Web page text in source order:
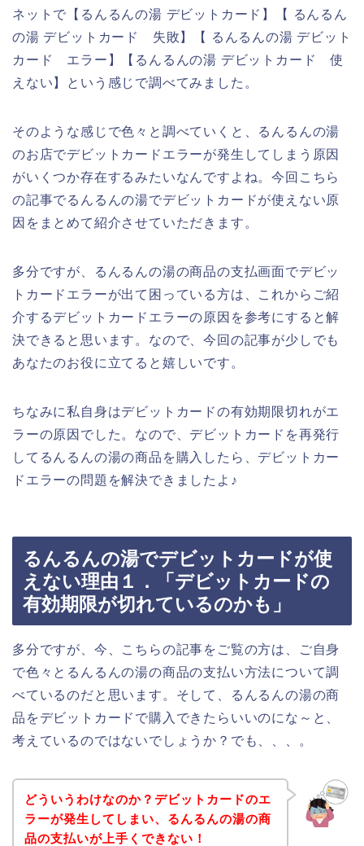
ネットで【るんるんの湯 デビットカード】【 るんるん
の湯 デビットカード 失敗】【 るんるんの湯 デビット
カード エラー】【るんるんの湯 デビットカード 使
えない】という感じで調べてみました。
そのような感じで色々と調べていくと、るんるんの湯
のお店でデビットカードエラーが発生してしまう原因
がいくつか存在するみたいなんですよね。今回こちら
の記事でるんるんの湯でデビットカードが使えない原
因をまとめて紹介させていただきます。
多分ですが、るんるんの湯の商品の支払画面でデビッ
トカードエラーが出て困っている方は、これからご紹
介するデビットカードエラーの原因を参考にすると解
決できると思います。なので、今回の記事が少しでも
あなたのお役に立てると嬉しいです。
ちなみに私自身はデビットカードの有効期限切れがエ
ラーの原因でした。なので、デビットカードを再発行
してるんるんの湯の商品を購入したら、デビットカー
ドエラーの問題を解決できましたよ♪
るんるんの湯でデビットカードが使
えない理由１．「デビットカードの
有効期限が切れているのかも」
多分ですが、今、こちらの記事をご覧の方は、ご自身
で色々とるんるんの湯の商品の支払い方法について調
べているのだと思います。そして、るんるんの湯の商
品をデビットカードで購入できたらいいのにな～と、
考えているのではないでしょうか？でも、、、。
どういうわけなのか？デビットカードのエ
ラーが発生してしまい、るんるんの湯の商
品の支払いが上手くできない！